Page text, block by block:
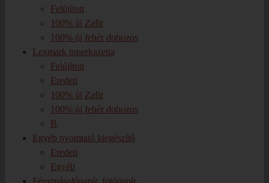
Felújított
100% új Zafir
100% új fehér dobozos
Lexmark tonerkazetta
Felújított
Eredeti
100% új Zafir
100% új fehér dobozos
B
Egyéb nyomtató kiegészítő
Eredeti
Egyéb
Fénymásolópapír, fotópapír